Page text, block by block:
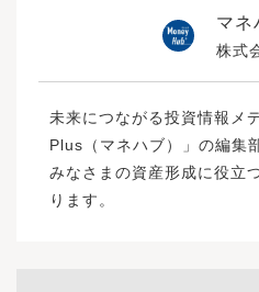
口座などで運用することになるた
ょう。【本シミュレーションの前提
始める場合には、月々の積立金額を
ようか悩む方も多いでしょう。積立
運用により複利効果のメリットが得
め、なるべく早くから始めること
ます。月々の積立金額を決める際の
っています。②は旧制度の一般NISA
能でしたが、2024年1月からの
用には不向きと判断され、除外され
ます。旧つみたてNISA対象商品と
ナップになっています。参考：金融
は？」NISAのデメリットとして挙げ
次の３つです。デメリットについ
と大差がないですが、懸念事項も増
約」を締結している店舗型窓口です
め、楽天証券の口座を活用した資
や、購入時の手続きサポートなどを
バイザー）」が相談に対応します
べてのIFAが対面相談に対応してい
券の取り扱いがあるわけではありま
資信託相談プラザでは専門知識と
を持ったIFAに直接対面で相談でき
法10種類について解説します。また
商品のリスクとリターンについて
ます。資産運用の方法にはいくつか
はありません。※上図はリスク・リ
メージであり、必ずしもこの図の通
は限りません。※当該分類は、株式
類したものであり、 将来の運用成
たものではありません。それでは、
に、「成長投資枠」と「つみたて投
の制度のうち、どちらの制度を選
のでしょうか？まず2つの投資枠は
ところです。どちらを選べばよい
ような資産運用を行いたいのかによ
資枠」を選択する場合はどのよう
えてみましょう。株式は、NISA「つ
マネ
株式
未来につながる投資情報メ
Plus（マネハブ）」の編集
みなさまの資産形成に役立
ります。